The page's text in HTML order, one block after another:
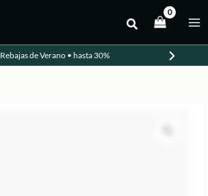
Rebajas de Verano • hasta 30%